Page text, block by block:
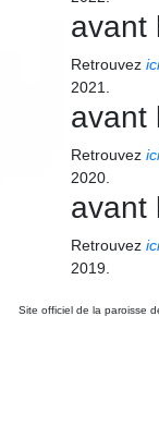
avant
Retrouvez ici
2021.
avant
Retrouvez ici
2020.
avant
Retrouvez ici
2019.
Site officiel de la paroisse